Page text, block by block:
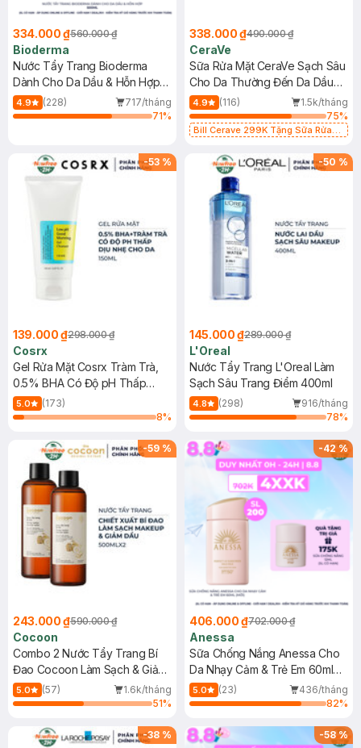
334.000 ₫560.000 ₫
Bioderma
Nước Tẩy Trang Bioderma
Dành Cho Da Dầu & Hỗn Hợp
500ml
4.9 (228)
717/tháng
71%
338.000 ₫490.000 ₫
CeraVe
Sữa Rửa Mặt CeraVe Sạch Sâu
Cho Da Thường Đến Da Dầu
473ml
4.9 (116)
1.5k/tháng
75%
Bill Cerave 299K Tặng Sữa Rửa
-53 %
139.000 ₫298.000 ₫
Cosrx
Gel Rửa Mặt Cosrx Tràm Trà,
0.5% BHA Có Độ pH Thấp
150ml
5.0
(173)
8%
-50 %
145.000 ₫289.000 ₫
L'Oreal
Nước Tẩy Trang L'Oreal Làm
Sạch Sâu Trang Điểm 400ml
4.8 (298)
916/tháng
78%
-59 %
243.000 ₫590.000 ₫
Cocoon
Combo 2 Nước Tẩy Trang Bí
Đao Cocoon Làm Sạch & Giảm
Dầu 500ml
5.0 (57)
1.6k/tháng
51%
-42%
406.000 ₫702.000 ₫
Anessa
Sữa Chống Nắng Anessa Cho
Da Nhạy Cảm & Trẻ Em 60ml
(Mới)
5.0 (23)
436/tháng
82%
-38 % -58%